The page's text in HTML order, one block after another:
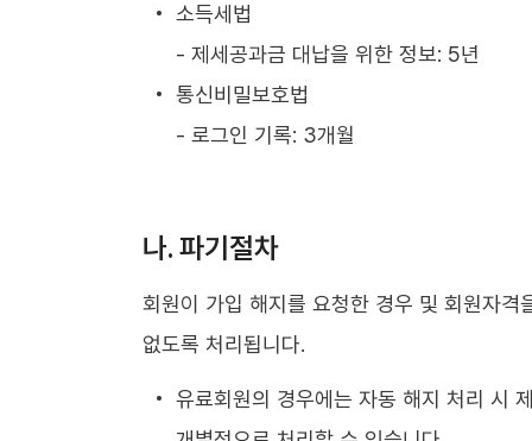
소득세법
- 제세공과금 대납을 위한 정보: 5년
통신비밀보호법
- 로그인 기록: 3개월
나. 파기절차
회원이 가입 해지를 요청한 경우 및 회원자
없도록 처리됩니다.
유료회원의 경우에는 자동 해지 처리 시